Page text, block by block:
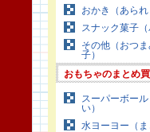
おかき（あられ
スナック菓子（
その他（おつ
子）
おもちゃのまとめ
スーパーボー
い）
水ヨーヨー（ま